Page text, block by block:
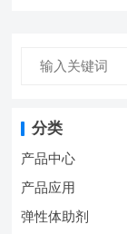
分类
产品中心
产品应用
弹性体助剂